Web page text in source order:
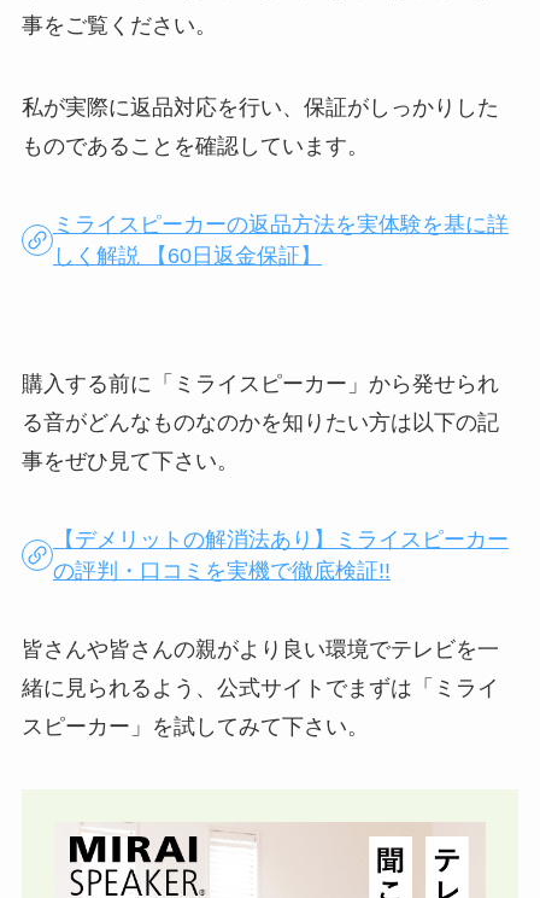
事をご覧ください。
私が実際に返品対応を行い、保証がしっかりした
ものであることを確認しています。
ミライスピーカーの返品方法を実体験を基に詳
しく解説 【60日返金保証】
購入する前に「ミライスピーカー」から発せられ
る音がどんなものなのかを知りたい方は以下の記
事をぜひ見て下さい。
【デメリットの解消法あり】ミライスピーカー
の評判・口コミを実機で徹底検証!!
皆さんや皆さんの親がより良い環境でテレビを一
緒に見られるよう、公式サイトでまずは「ミライ
スピーカー」を試してみて下さい。